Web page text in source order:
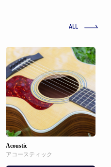
ALL
Acoustic
アコースティック